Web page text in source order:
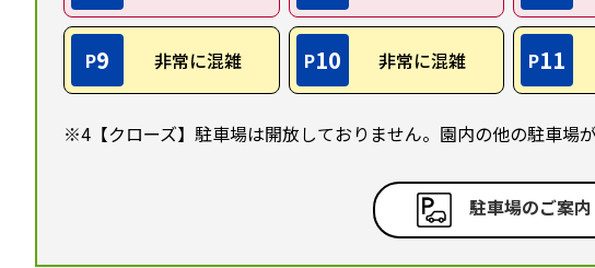
P9 非常に混雑 P10 非常に混雑 P11
※4【クローズ】駐車場は開放しておりません。園内の他の駐車場
駐車場のご案内